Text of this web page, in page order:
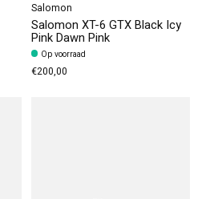
Salomon
Salomon XT-6 GTX Black Icy
Pink Dawn Pink
Op voorraad
€200,00